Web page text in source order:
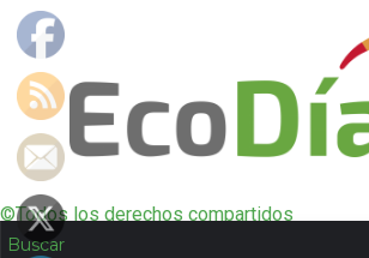
©Todos los derechos compartidos